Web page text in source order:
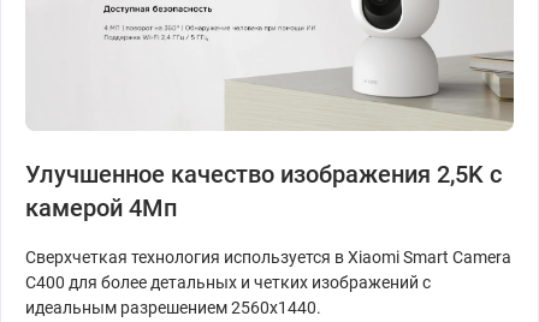
Улучшенное качество изображения 2,5K с
камерой 4Мп
Сверхчеткая технология используется в Xiaomi Smart Camera
C400 для более детальных и четких изображений с
идеальным разрешением 2560x1440.